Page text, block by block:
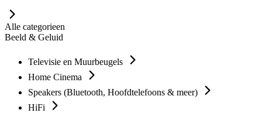
Alle categorieen
Beeld & Geluid
Televisie en Muurbeugels
Home Cinema
Speakers (Bluetooth, Hoofdtelefoons & meer)
HiFi